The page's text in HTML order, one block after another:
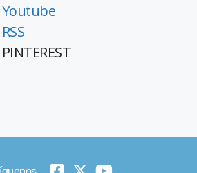
Youtube
RSS
PINTEREST